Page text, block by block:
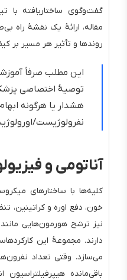
گفت‌وگوی ساختاریافته با
مقاله، ارائهٔ یک نقشهٔ راه
روندها و تأثیر هر مسیر بر
این مطلب صرفاً
توصیهٔ اختصاصی
هشدار یا هرگونه
نفرولوژیست/
آناتومی و
کلیه‌ها با ساختارهای
خون، دفع اوره و کراتینین،
نیز ترشح هورمون‌هایی
دارند. مجموعهٔ این
می‌سازد. وقتی تعداد
باقی‌مانده